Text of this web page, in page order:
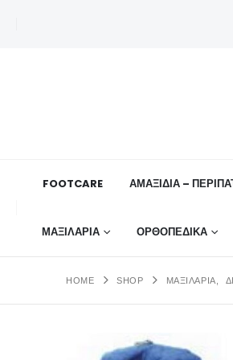
FOOTCARE ΑΜΑΞΙΔΙΑ –
ΜΑΞΙΛΑΡΙΑ ΟΡΘΟΠΕΔΙΚΆ
HOME SHOP ΜΑΞΙΛΑΡΙΑ